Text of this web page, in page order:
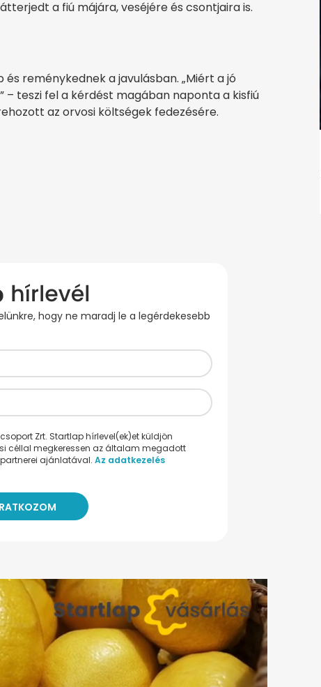
a fiú májára, veséjére és csontjaira is.
reménykednek a javulásban. „Miért a jó
teszi fel a kérdést magában naponta a kisfiú
az orvosi költségek fedezésére.
hogy ne maradj le a legérdekesebb
Zrt. Startlap hírlevel(ek)et küldjön
céllal megkeressen az általam megadott
ajánlatával. Az adatkezelés